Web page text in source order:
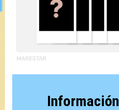
Información